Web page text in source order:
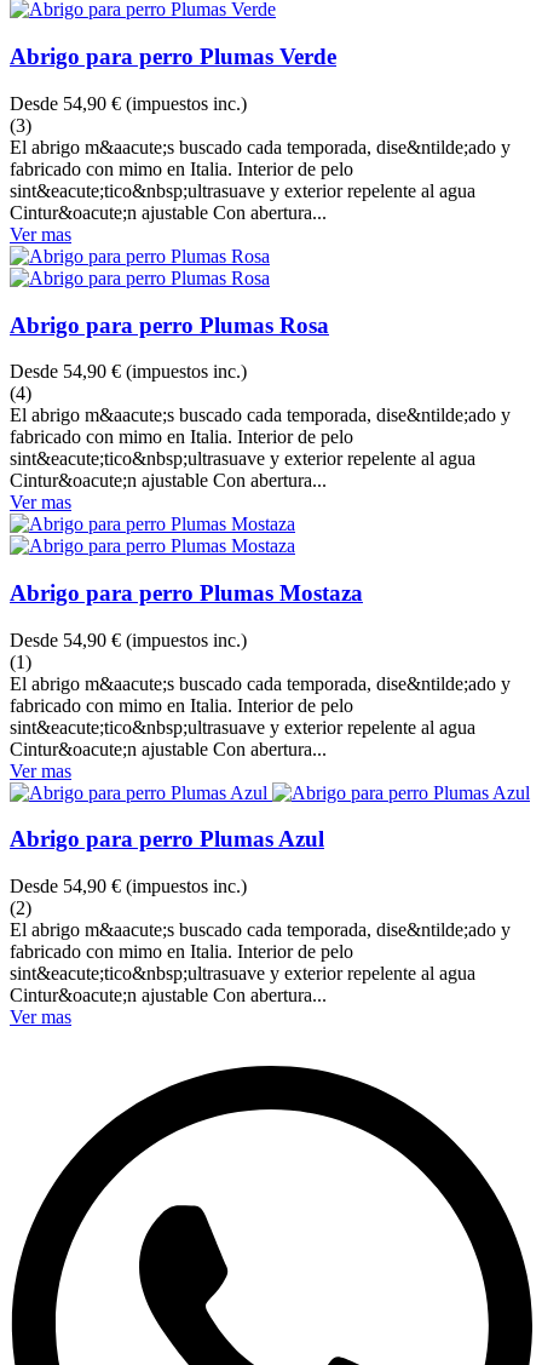
Abrigo para perro Plumas Verde
Desde 54,90 € (impuestos inc.)
(3)
El abrigo m&aacute;s buscado cada temporada, dise&ntilde;ado y
fabricado con mimo en Italia. Interior de pelo
sint&eacute;tico&nbsp;ultrasuave y exterior repelente al agua
Cintur&oacute;n ajustable Con abertura...
Ver mas
Abrigo para perro Plumas Rosa
Desde 54,90 € (impuestos inc.)
(4)
El abrigo m&aacute;s buscado cada temporada, dise&ntilde;ado y
fabricado con mimo en Italia. Interior de pelo
sint&eacute;tico&nbsp;ultrasuave y exterior repelente al agua
Cintur&oacute;n ajustable Con abertura...
Ver mas
Abrigo para perro Plumas Mostaza
Desde 54,90 € (impuestos inc.)
(1)
El abrigo m&aacute;s buscado cada temporada, dise&ntilde;ado y
fabricado con mimo en Italia. Interior de pelo
sint&eacute;tico&nbsp;ultrasuave y exterior repelente al agua
Cintur&oacute;n ajustable Con abertura...
Ver mas
Abrigo para perro Plumas Azul
Desde 54,90 € (impuestos inc.)
(2)
El abrigo m&aacute;s buscado cada temporada, dise&ntilde;ado y
fabricado con mimo en Italia. Interior de pelo
sint&eacute;tico&nbsp;ultrasuave y exterior repelente al agua
Cintur&oacute;n ajustable Con abertura...
Ver mas